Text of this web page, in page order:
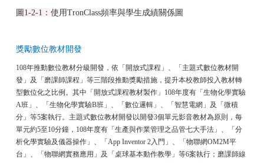
圖 1-2-1 ： 使用TronClass頻率與學生成績關係圖
獎勵數位教材開發
108年推動數位教材分級開發，依「開放式課程」、「主題式數位教材開
發」及「磨課師課程」等三階段推動獎勵措施，提升本校教師投入教材轉
型數位化之比例。其中「開放式課程教材製作」108年度有「生物化學實驗
A班」、「生物化學實驗B班」、「數位邏輯」、「智慧電網」及「微積
分」等5案執行。主題式數位教材開發以開發3個單元影音教材為原則，每
單元約5至10分鐘，108年度有「生產與作業管理之品管七大手法」、「分
析化學實驗及儀器操作」、「App Inventor 2入門」、「物聯網OM2M平
台」、「物聯網實務應用」及「桌球基本動作教學」等6案執行；磨課師線